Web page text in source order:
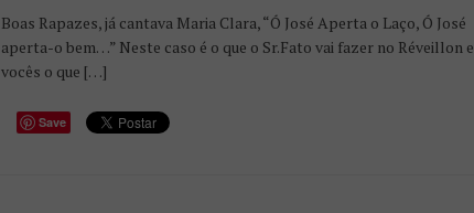
Boas Rapazes, já cantava Maria Clara, “Ó José Aperta o Laço, Ó José
aperta-o bem…” Neste caso é o que o Sr.Fato vai fazer no Réveillon e
vocês o que […]
Save